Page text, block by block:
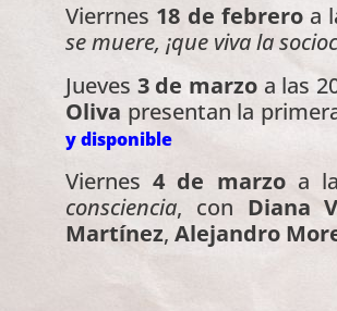
Vierrnes 18 de febreroa
se muere, ¡que viva la
Jueves 3 de marzoa las
Oliva presentan la
y disponible
Viernes4 de marzo a
consciencia, con Diana
Martínez, Alejandro